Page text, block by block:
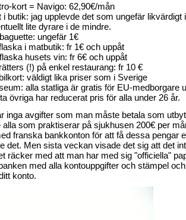
kort = Navigo: 62,90€/mån
i butik: jag upplevde det som ungefär likvärdigt
lite dyrare i de mindre.
ungefär 1€
i matbutik: fr 1€ och uppåt
husets vin: fr 6€ och uppåt
(!) på enkel restaurang: fr 10 €
väldigt lika priser som i Sverige
alla statliga är gratis för EU-medborgare
övriga har reducerat pris för alla under 26 år.
inga avgifter som man måste betala som
alla som praktiserar på sjukhusen 200€ per
franska bankkonton för att få dessa pengar
det. Men sista veckan visade det sig att det
räcker med att man har med sig "officiella"
med alla kontouppgifter och stämpel
konto.